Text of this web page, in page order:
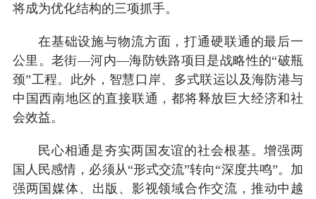
将成为优化结构的三项抓手。
在基础设施与物流方面，打通硬联通的最后一
公里。老街—河内—海防铁路项目是战略性的“破瓶
颈”工程。此外，智慧口岸、多式联运以及海防港与
中国西南地区的直接联通，都将释放巨大经济和社
会效益。
民心相通是夯实两国友谊的社会根基。增强两
国人民感情，必须从“形式交流”转向“深度共鸣”。加
强两国媒体、出版、影视领域合作交流，推动中越